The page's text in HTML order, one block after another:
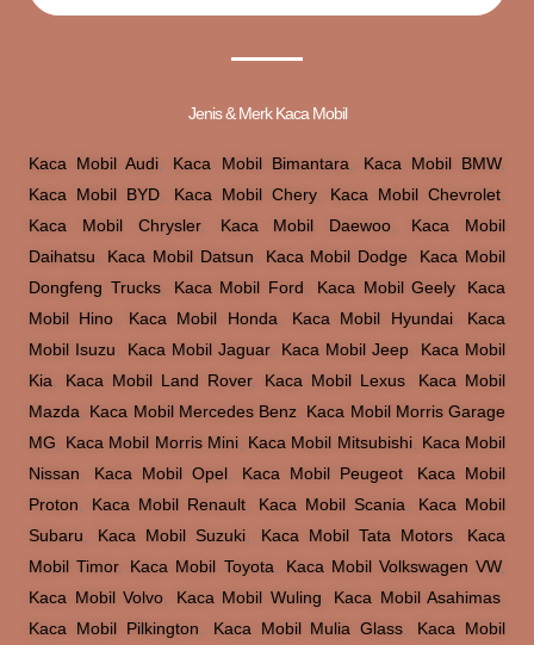
Jenis & Merk Kaca Mobil
Kaca Mobil Audi Kaca Mobil Bimantara Kaca Mobil BMW,
Kaca Mobil BYD
Kaca Mobil Chery, Kaca Mobil Chevrolet
Kaca Mobil Chrysler, Kaca Mobil Daewoo
Kaca Mobil
Daihatsu
Kaca Mobil Datsun Kaca Mobil Dodge
Kaca Mobil
Dongfeng Trucks, Kaca Mobil Ford Kaca Mobil Geely, Kaca
Mobil Hino
Kaca Mobil Honda Kaca Mobil Hyundai, Kaca
Mobil Isuzu
Kaca Mobil Jaguar, Kaca Mobil Jeep
Kaca Mobil
Kia
Kaca Mobil Land Rover, Kaca Mobil Lexus
Kaca Mobil
Mazda
Kaca Mobil Mercedes Benz Kaca Mobil Morris Garage
MG
Kaca Mobil Morris Mini, Kaca Mobil Mitsubishi, Kaca Mobil
Nissan
Kaca Mobil Opel Kaca Mobil Peugeot
Kaca Mobil
Proton
Kaca Mobil Renault Kaca Mobil Scania
Kaca Mobil
Subaru
Kaca Mobil Suzuki Kaca Mobil Tata Motors, Kaca
Mobil Timor, Kaca Mobil Toyota Kaca Mobil Volkswagen VW,
Kaca Mobil Volvo
Kaca Mobil Wuling Kaca Mobil Asahimas
Kaca Mobil Pilkington
Kaca Mobil Mulia Glass Kaca Mobil